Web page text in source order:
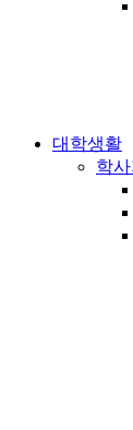
대학생활
학